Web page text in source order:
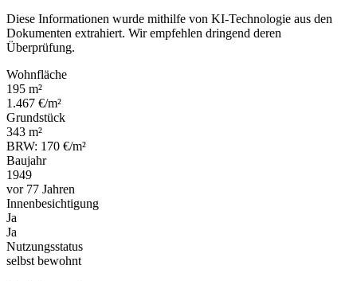
Diese Informationen wurde mithilfe von KI-Technologie aus den
Dokumenten extrahiert. Wir empfehlen dringend deren
Überprüfung.
Wohnfläche
195 m²
1.467 €/m²
Grundstück
343 m²
BRW: 170 €/m²
Baujahr
1949
vor 77 Jahren
Innenbesichtigung
Ja
Ja
Nutzungsstatus
selbst bewohnt